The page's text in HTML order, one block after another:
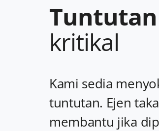
kritikal
Kami sedia
tuntutan. Ejen
membantu jika